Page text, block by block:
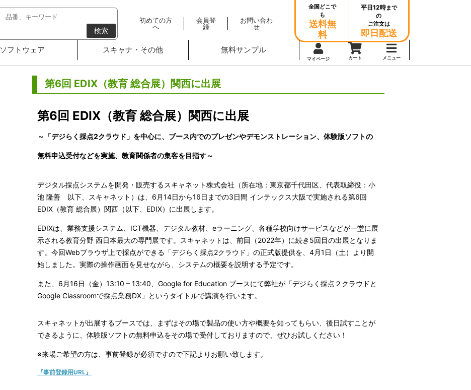
検索
初めての方
へ
会員登
録
お問い合わ
せ
全国どこで
も
送料無
料
平日12時まで
の
ご注文は
即日配送
ソフトウェア スキャナ・その他 無料サンプル
マイページ カート メニュー
第6回 EDIX（教育 総合展）関西に出展
第6回 EDIX（教育 総合展）関西に出展
～「デジらく採点2クラウド」を中心に、ブース内でのプレゼンやデモンストレーション、体験版ソフトの
無料申込受付などを実施、教育関係者の集客を目指す～
デジタル採点システムを開発・販売するスキャネット株式会社（所在地：東京都千代田区、代表取締役：小
池 隆善 以下、スキャネット）は、6月14日から16日までの3日間 インテックス大阪で実施される第6回
EDIX（教育 総合展）関西（以下、EDIX）に出展します。
EDIXは、業務支援システム、ICT機器、デジタル教材、eラーニング、各種学校向けサービスなどが一堂に展
示される教育分野 西日本最大の専門展です。スキャネットは、前回（2022年）に続き5回目の出展となりま
す。今回Webブラウザ上で採点ができる「デジらく採点2クラウド」の正式版提供を、4月1日（土）より開
始しました。実際の操作画面を見せながら、システムの概要を説明する予定です。
また、6月16日（金）13:10 – 13:40、Google for Education ブースにて弊社が「デジらく採点２クラウドと
Google Classroomで採点業務DX」というタイトルで講演を行います。
スキャネットが出展するブースでは、まずはその場で製品の使い方や概要を知ってもらい、後日試すことが
できるように、体験版ソフトの無料申込をその場で受付しておりますので、ぜひお試しください！
※来場ご希望の方は、事前登録が必須ですので下記よりお願い致します。
『事前登録用URL』